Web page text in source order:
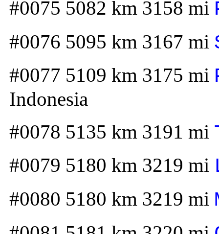
#0075 5082 km 3158 mi
#0076 5095 km 3167 mi
#0077 5109 km 3175 mi
Indonesia
#0078 5135 km 3191 mi
#0079 5180 km 3219 mi
#0080 5180 km 3219 mi